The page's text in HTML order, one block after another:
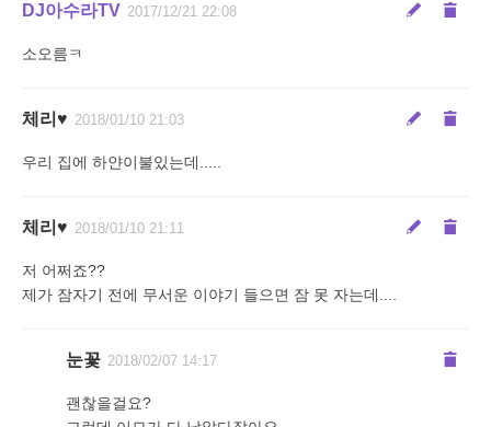
DJ아수라TV 2017/12/21 22:08
소오름ㅋ
체리♥ 2018/01/10 21:03
우리 집에 하얀이불있는데.....
체리♥ 2018/01/10 21:11
저 어쩌죠??
제가 잠자기 전에 무서운 이야기 들으면 잠 못 자는데....
눈꽃 2018/02/07 14:17
괜찮을걸요?